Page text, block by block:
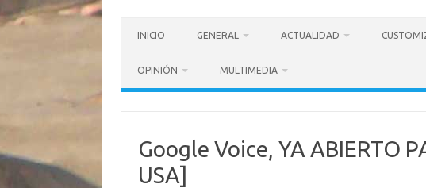
INICIO GENERAL ACTUALIDAD
OPINIÓN MULTIMEDIA
Google Voice, YA ABIERTO
USA]